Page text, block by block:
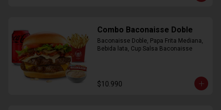
Combo Baconaisse Doble
Baconaisse Doble, Papa Frita Mediana,
Bebida lata, Cup Salsa Baconaisse
$10.990